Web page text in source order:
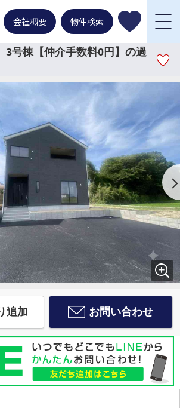
会社概要 物件検索
号棟【仲介手数料0円】の過
追加 お問い合わせ